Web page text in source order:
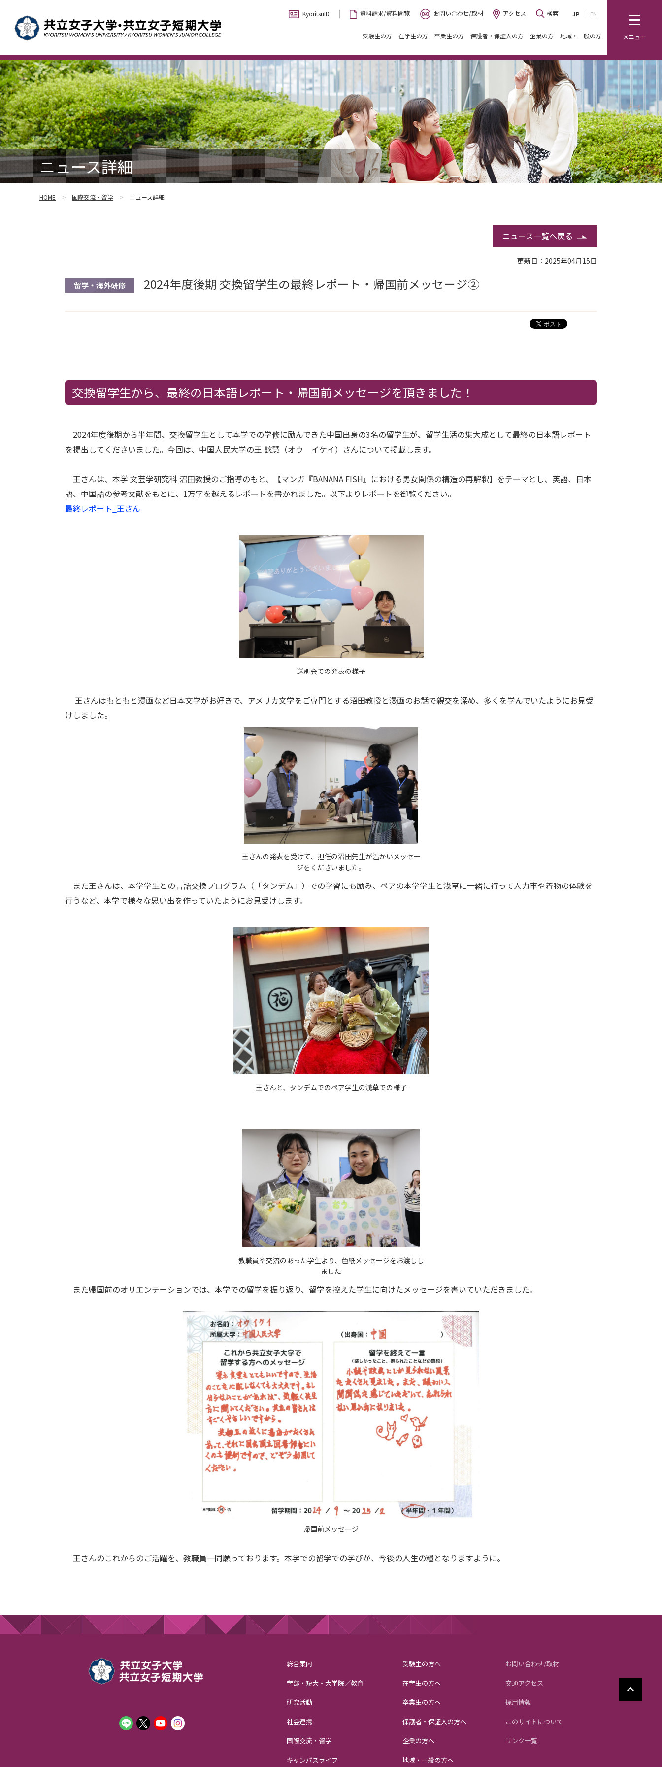
メニュー
検索 JP EN
KyoritsuID 資料請求/資料閲覧 お問い合わせ/取材 アクセス
受験生の方 在学生の方 卒業生の方 保護者・保証人の方 企業の方 地域・一般の方
ニュース詳細
HOME 国際交流・留学 ニュース詳細
ニュース一覧へ戻る
更新日：2025年04月15日
留学・海外研修 2024年度後期 交換留学生の最終レポート・帰国前メッセージ②
交換留学生から、最終の日本語レポート・帰国前メッセージを頂きました！
2024年度後期から半年間、交換留学生として本学での学修に励んできた中国出身の3名の留学生が、留学生活の集大成として最終の日本語レポート
を提出してくださいました。今回は、中国人民大学の王 懿慧（オウ イケイ）さんについて掲載します。
王さんは、本学 文芸学研究科 沼田教授のご指導のもと、【マンガ『BANANA FISH』における男女関係の構造の再解釈】をテーマとし、英語、日本
語、中国語の参考文献をもとに、1万字を越えるレポートを書かれました。以下よりレポートを御覧ください。
最終レポート_王さん
送別会での発表の様子
王さんはもともと漫画など日本文学がお好きで、アメリカ文学をご専門とする沼田教授と漫画のお話で親交を深め、多くを学んでいたようにお見受
けしました。
王さんの発表を受けて、担任の沼田先生が温かいメッセー
ジをくださいました。
また王さんは、本学学生との言語交換プログラム（「タンデム」）での学習にも励み、ペアの本学学生と浅草に一緒に行って人力車や着物の体験を
行うなど、本学で様々な思い出を作っていたようにお見受けします。
王さんと、タンデムでのペア学生の浅草での様子
教職員や交流のあった学生より、色紙メッセージをお渡しし
ました
また帰国前のオリエンテーションでは、本学での留学を振り返り、 留学を控えた学生に向けたメッセージを書いていただきました。
帰国前メッセージ
王さんのこれからのご活躍を、教職員一同願っております。本学での留学での学びが、今後の人生の糧となりますように。
総合案内
学部・短大・大学院／教育
研究活動
社会連携
国際交流・留学
キャンパスライフ
受験生の方へ
在学生の方へ
卒業生の方へ
保護者・保証人の方へ
企業の方へ
地域・一般の方へ
お問い合わせ/取材
交通アクセス
採用情報
このサイトについて
リンク一覧